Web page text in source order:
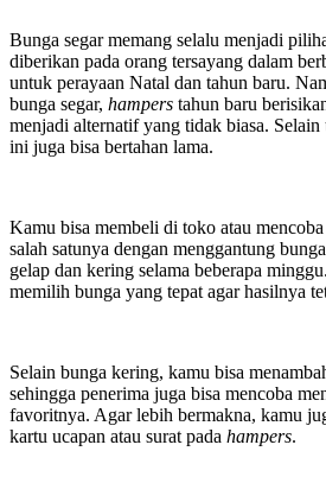
Bunga segar memang selalu menjadi
diberikan pada orang tersayang dalam
untuk perayaan Natal dan tahun baru.
bunga segar, hampers tahun baru
menjadi alternatif yang tidak biasa. Selain
ini juga bisa bertahan lama.
Kamu bisa membeli di toko atau
salah satunya dengan menggantung
gelap dan kering selama beberapa
memilih bunga yang tepat agar hasilnya
Selain bunga kering, kamu bisa
sehingga penerima juga bisa mencoba
favoritnya. Agar lebih bermakna, kamu
kartu ucapan atau surat pada hampers.